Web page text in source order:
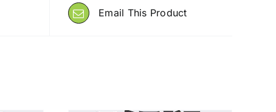
Email This Product